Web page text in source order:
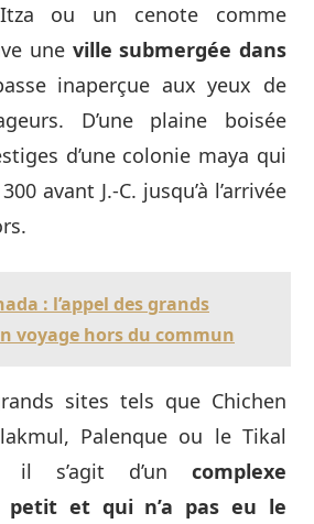
ou un cenote comme
une ville submergée dans
inaperçue aux yeux de
D’une plaine boisée
d’une colonie maya qui
avant J.-C. jusqu’à l’arrivée
: l’appel des grands
voyage hors du commun
sites tels que Chichen
Palenque ou le Tikal
il s’agit d’un complexe
petit et qui n’a pas eu le